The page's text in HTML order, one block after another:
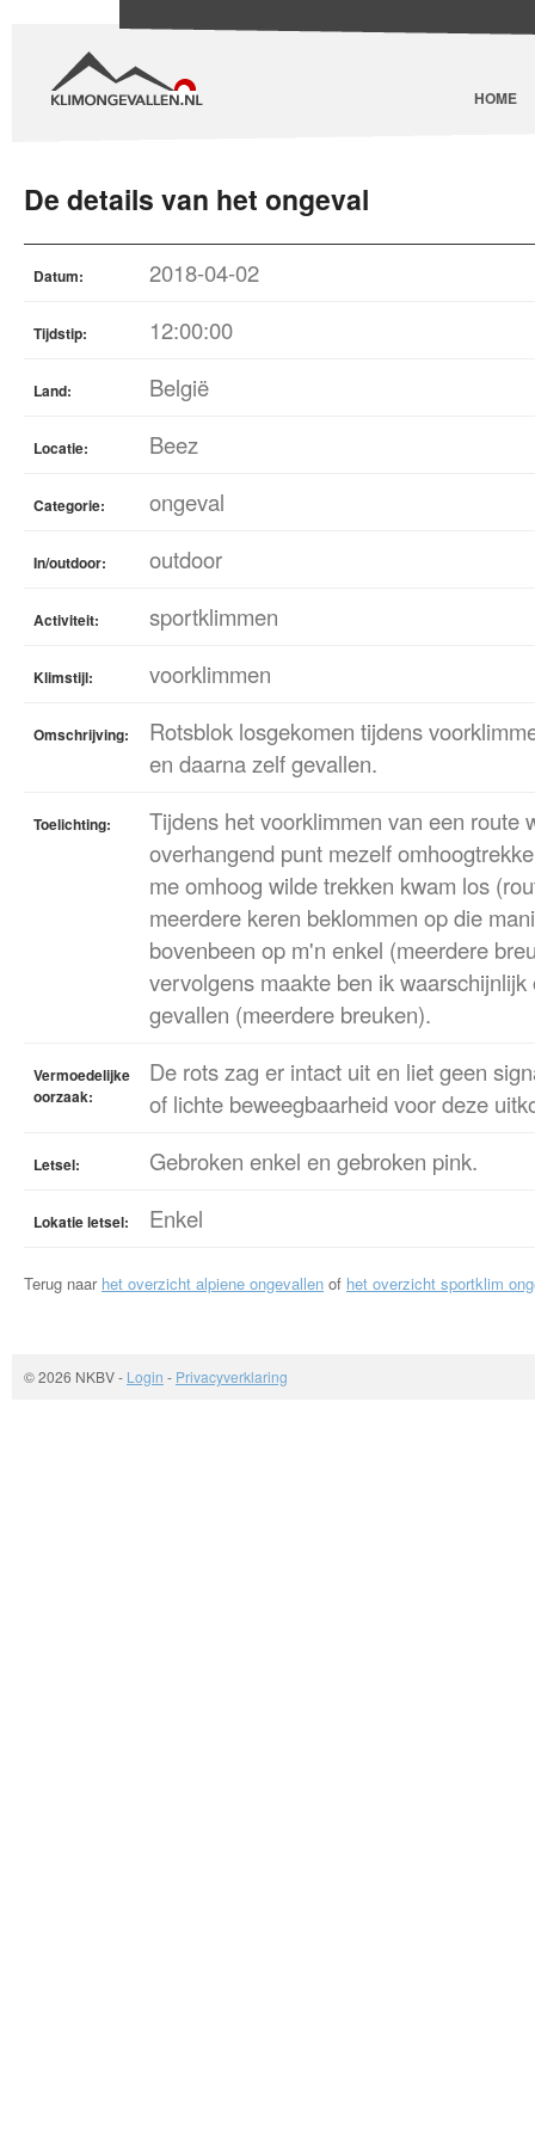
HOME
De details van het ongeval
Datum: 2018-04-02
Tijdstip: 12:00:00
Land: België
Locatie: Beez
Categorie: ongeval
In/outdoor: outdoor
Activiteit: sportklimmen
Klimstijl: voorklimmen
Omschrijving:
Rotsblok losgekomen tijdens
en daarna zelf gevallen.
Toelichting:
Tijdens het voorklimmen van een route
overhangend punt mezelf
me omhoog wilde trekken kwam los
meerdere keren beklommen op die
bovenbeen op m'n enkel (meerdere
vervolgens maakte ben ik
gevallen (meerdere breuken).
Vermoedelijke
oorzaak:
De rots zag er intact uit en liet geen
of lichte beweegbaarheid voor deze
Letsel: Gebroken enkel en gebroken pink.
Lokatie letsel: Enkel
Terug naar het overzicht alpiene ongevallen of het overzicht sportklim
© 2026 NKBV- Login - Privacyverklaring